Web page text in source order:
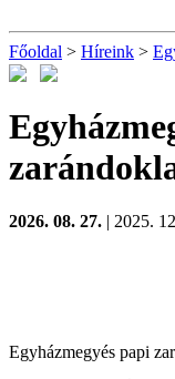
Főoldal > Híreink >
2026. 08. 27. | 2025.
Egyházmegyés papi